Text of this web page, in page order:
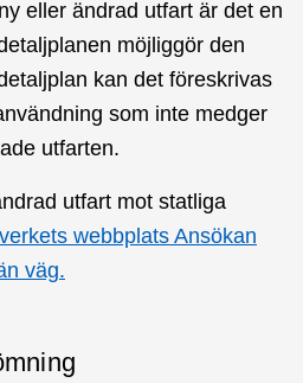
eller ändrad utfart är det en
möjliggör den
kan det föreskrivas
som inte medger
utfarten.
utfart mot statliga
webbplats Ansökan
väg.